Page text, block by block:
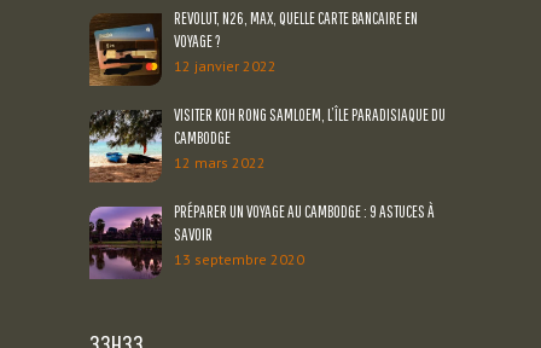
REVOLUT, N26, MAX, QUELLE CARTE BANCAIRE EN
VOYAGE ?
12 janvier 2022
VISITER KOH RONG SAMLOEM, L’ÎLE PARADISIAQUE DU
CAMBODGE
12 mars 2022
PRÉPARER UN VOYAGE AU CAMBODGE : 9 ASTUCES À
SAVOIR
13 septembre 2020